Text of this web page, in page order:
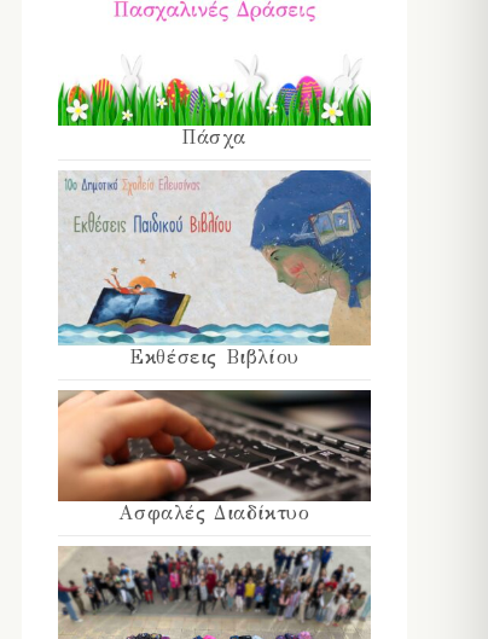
Πάσχα
Εκθέσεις Βιβλίου
Ασφαλές Διαδίκτυο